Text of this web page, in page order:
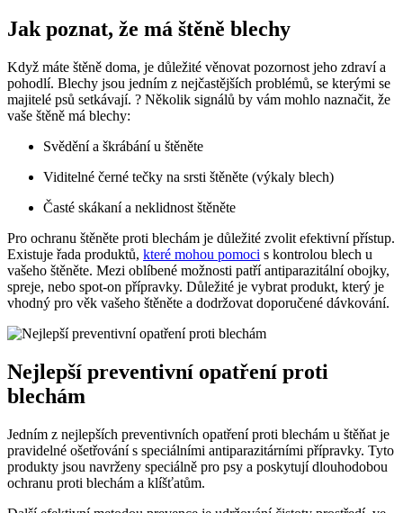
Jak poznat, že má štěně blechy
Když máte štěně doma, je důležité věnovat pozornost jeho zdraví a
pohodlí. Blechy jsou jedním z nejčastějších problémů, se kterými se
majitelé psů setkávají. ? Několik signálů by vám mohlo naznačit, že
vaše štěně má blechy:
Svědění a škrábání u štěněte
Viditelné černé tečky na srsti štěněte (výkaly blech)
Časté skákaní a neklidnost štěněte
Pro ochranu štěněte proti blechám je důležité zvolit efektivní přístup.
Existuje řada produktů, které mohou pomoci s kontrolou blech u
vašeho štěněte. Mezi oblíbené možnosti patří antiparazitální obojky,
spreje, nebo spot-on přípravky. Důležité je vybrat produkt, který je
vhodný pro věk vašeho štěněte a dodržovat doporučené dávkování.
Nejlepší preventivní opatření proti
blechám
Jedním z nejlepších preventivních opatření proti blechám u štěňat je
pravidelné ošetřování s speciálními antiparazitárními přípravky. Tyto
produkty jsou navrženy speciálně pro psy a poskytují dlouhodobou
ochranu proti blechám a klíšťatům.